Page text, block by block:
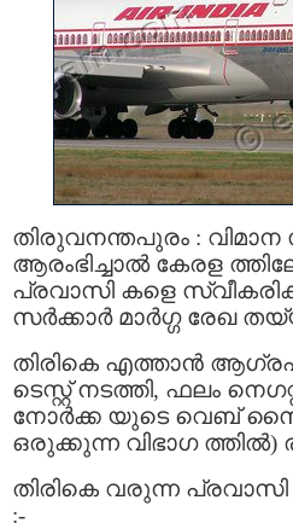
തിരുവനന്തപുരം :
ആരംഭിച്ചാല്‍ കേരള
പ്രവാസി കളെ
സര്‍ക്കാര്‍ മാര്‍ഗ്ഗ രേഖ
തിരികെ എത്താൻ
ടെസ്റ്റ് നടത്തി, ഫലം
നോർക്ക യുടെ വെബ്
ഒരുക്കുന്ന വിഭാഗ ത്തില്‍)
തിരികെ വരുന്ന
:-